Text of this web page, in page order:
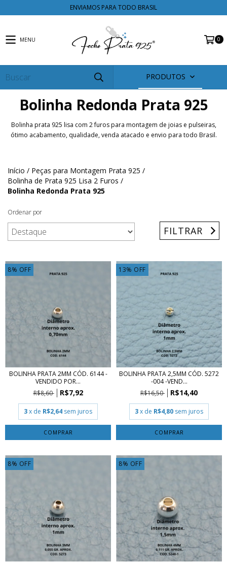
ENVIAMOS PARA TODO BRASIL
MENU 0
PRODUTOS
Bolinha Redonda Prata 925
Bolinha prata 925 lisa com 2 furos para montagem de joias e pulseiras,
ótimo acabamento, qualidade, venda atacado e envio para todo Brasil.
Início / Peças para Montagem Prata 925 /
Bolinha de Prata 925 Lisa 2 Furos /
Bolinha Redonda Prata 925
Ordenar por
FILTRAR
8% OFF
BOLINHA PRATA 2MM CÓD. 6144 -
VENDIDO POR...
R$8,60
R$7,92
3x de R$2,64 sem juros
COMPRAR
13% OFF
BOLINHA PRATA 2,5MM CÓD. 5272
-004 -VEND...
R$16,50
R$14,40
3x de R$4,80 sem juros
COMPRAR
8% OFF 8% OFF